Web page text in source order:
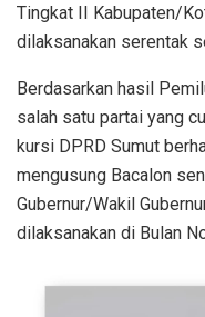
Tingkat II Kabupaten/
dilaksanakan serentak
Berdasarkan hasil
salah satu partai yang
kursi DPRD Sumut
mengusung Bacalon
Gubernur/Wakil
dilaksanakan di Bulan